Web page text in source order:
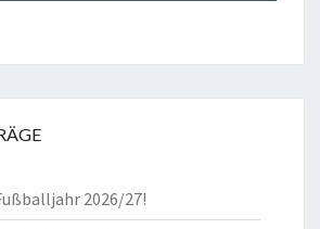
2026/27!